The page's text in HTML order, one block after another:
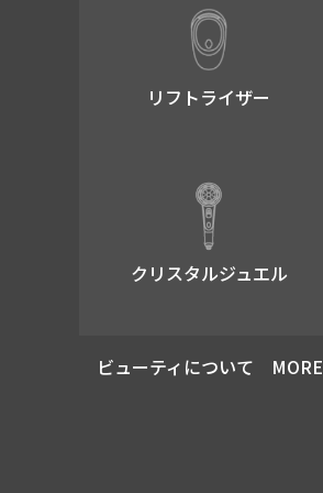
リフトライザー​
クリスタルジュエル
ビューティについて MORE